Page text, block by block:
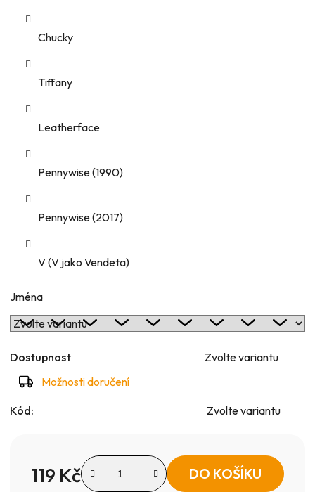
Chucky
Tiffany
Leatherface
Pennywise (1990)
Pennywise (2017)
V (V jako Vendeta)
Jména
Dostupnost
Zvolte variantu
Možnosti doručení
Kód: Zvolte variantu
119 Kč DO KOŠÍKU